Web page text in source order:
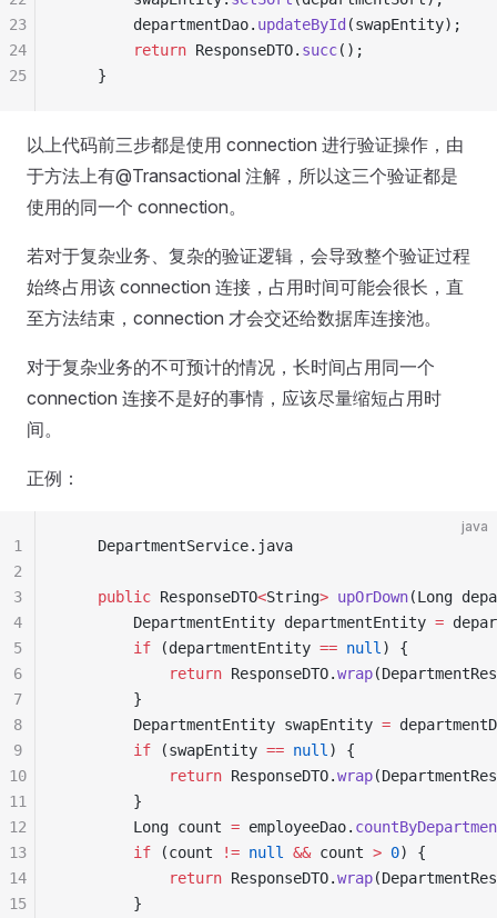
        departmentDao
. updateById (swapEntity);
        return
ResponseDTO. succ();
    }
23
24
25
以上代码前三步都是使用 connection 进行验证操作，由
于方法上有@Transactional 注解，所以这三个验证都是
使用的同一个 connection。
若对于复杂业务、复杂的验证逻辑，会导致整个验证过程
始终占用该 connection 连接，占用时间可能会很长，直
至方法结束，connection 才会交还给数据库连接池。
对于复杂业务的不可预计的情况，长时间占用同一个
connection 连接不是好的事情，应该尽量缩短占用时
间。
正例：
java
    DepartmentService
. java
    public
ResponseDTO<String> upOrDown(Long
        DepartmentEntity
departmentEntity =
        if
(departmentEntity == null )
{
            return
ResponseDTO.wrap(
        }
        DepartmentEntity
swapEntity =
        if
(swapEntity == null )
{
            return
ResponseDTO.wrap(
        }
        Long
count = employeeDao.
        if
(count != null && count > 0)
{
            return
ResponseDTO.wrap(
        }
1
2
3
4
5
6
7
8
9
10
11
12
13
14
15